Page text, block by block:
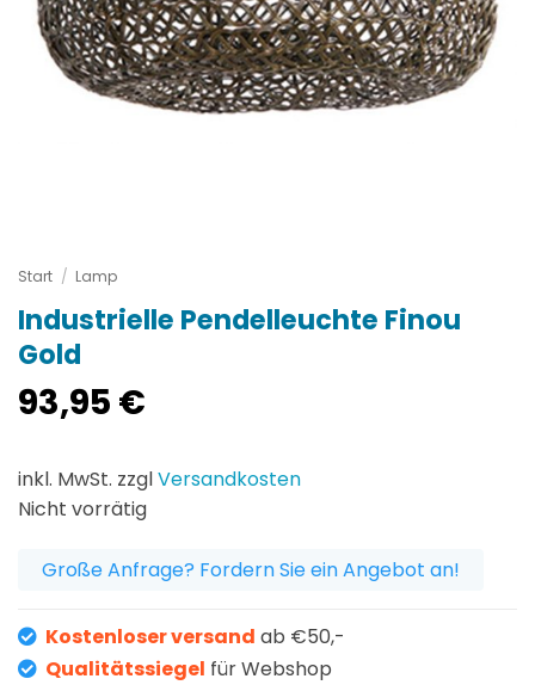
Start / Lamp
Industrielle Pendelleuchte Finou
Gold
93,95 €
inkl. MwSt. zzglVersandkosten
Nicht vorrätig
Große Anfrage? Fordern Sie ein Angebot an!
Kostenloser versand ab €50,-
Qualitätssiegel für Webshop